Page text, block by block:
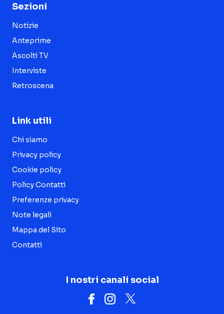
Sezioni
Notizie
Anteprime
Ascolti TV
Interviste
Retroscena
Link utili
Chi siamo
Privacy policy
Cookie policy
Policy Contatti
Preferenze privacy
Note legali
Mappa del Sito
Contatti
I nostri canali social